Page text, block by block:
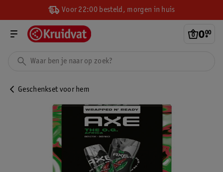
Voor 22:00 besteld, morgen in huis
0.
00
Geschenkset voor hem